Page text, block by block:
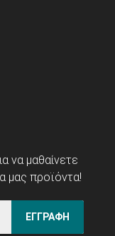
να μαθαίνετε
μας προϊόντα!
ΕΓΓΡΑΦΗ